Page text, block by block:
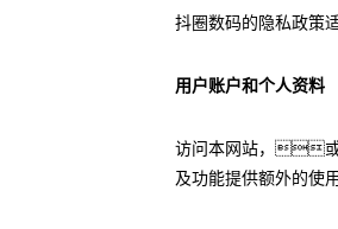
抖圈数码的隐私政
用户账户和个人资料
访问本网站，
及功能提供额外的